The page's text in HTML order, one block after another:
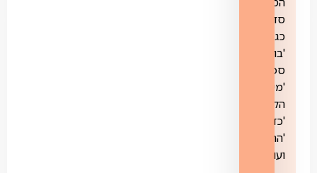
סדרות
כגון:
'בוב
ספוג',
'מיכל
הקטנה',
'כדברא',
'החממה'
ועוד.